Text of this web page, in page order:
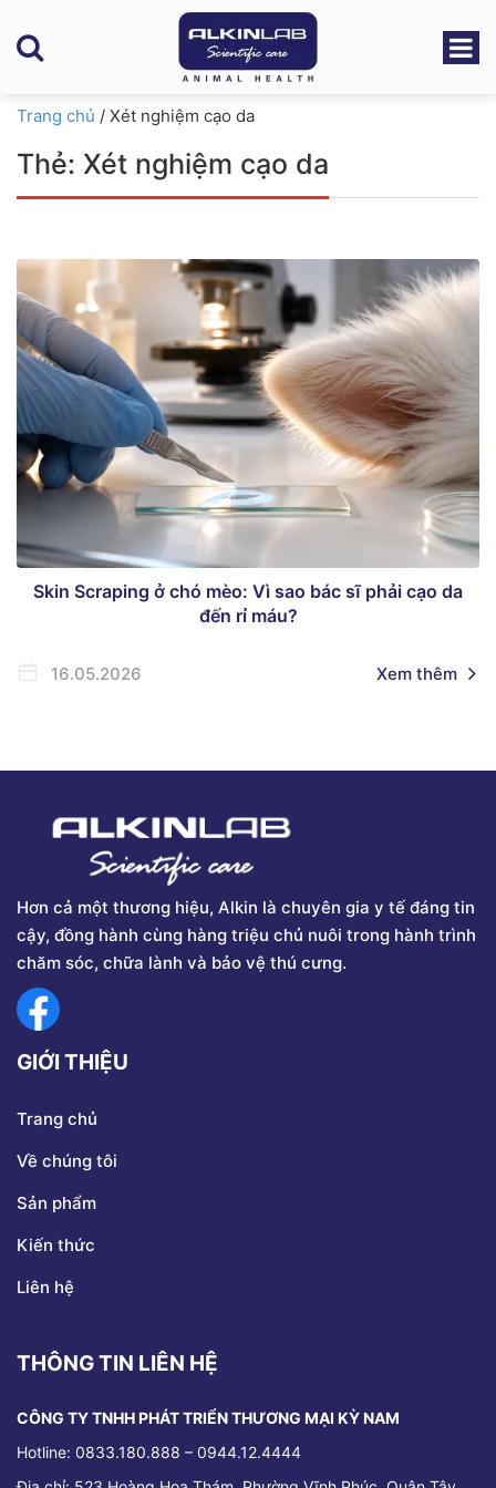
Trang chủ / Xét nghiệm cạo da
Thẻ: Xét nghiệm cạo da
Skin Scraping ở chó mèo: Vì sao bác sĩ phải cạo da
đến rỉ máu?
16.05.2026 Xem thêm
Hơn cả một thương hiệu, Alkin là chuyên gia y tế đáng tin
cậy, đồng hành cùng hàng triệu chủ nuôi trong hành trình
chăm sóc, chữa lành và bảo vệ thú cưng.
GIỚI THIỆU
Trang chủ
Về chúng tôi
Sản phẩm
Kiến thức
Liên hệ
THÔNG TIN LIÊN HỆ
CÔNG TY TNHH PHÁT TRIỂN THƯƠNG MẠI KỲ NAM
Hotline: 0833.180.888 – 0944.12.4444